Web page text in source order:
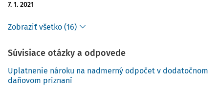
tovarov a služieb, ale o cestovných náhradách, čo
ktoré mal v súvislosti s pracovnou cestou. Zames
7. 1. 2021
Zobraziť všetko (16)
Súvisiace otázky a odpovede
Uplatnenie nároku na nadmerný odpočet v dodatočnom
daňovom priznaní